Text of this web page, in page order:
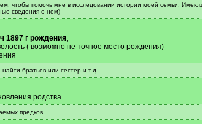
чтобы помочь мне в исследовании истории моей семьи.
сведения о нем)
1897 г рождения,
( возможно не точное место рождения)
братьев или сестер и т.д.
родства
предков